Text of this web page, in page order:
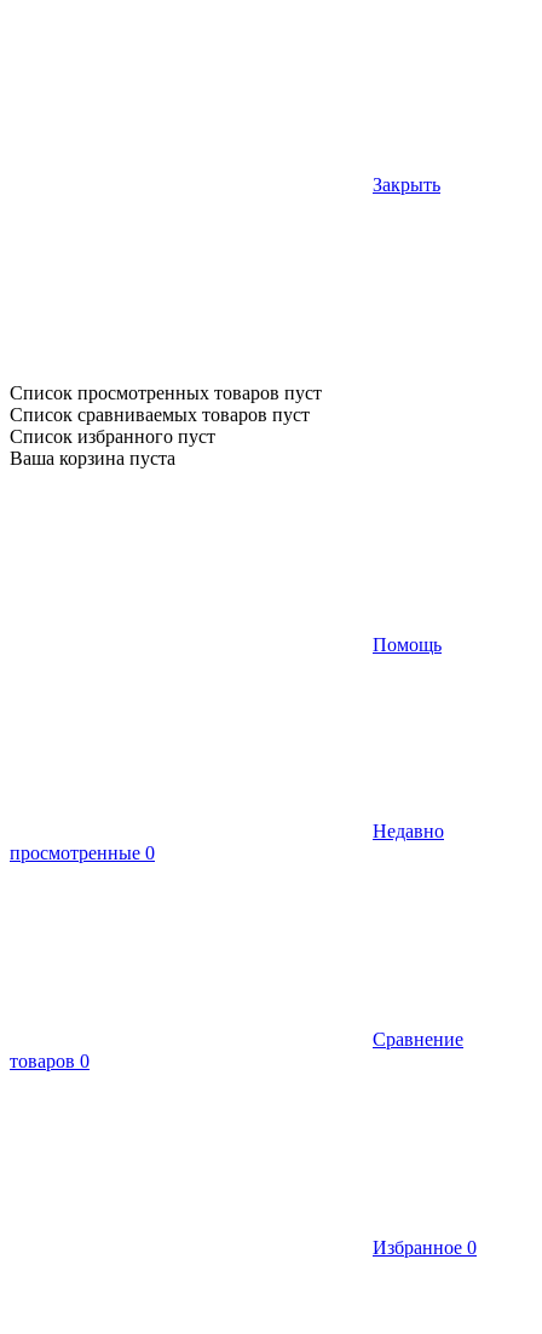
Закрыть
Список просмотренных товаров пуст
Список сравниваемых товаров пуст
Список избранного пуст
Ваша корзина пуста
Помощь
Недавно
просмотренные 0
Сравнение
товаров 0
Избранное 0